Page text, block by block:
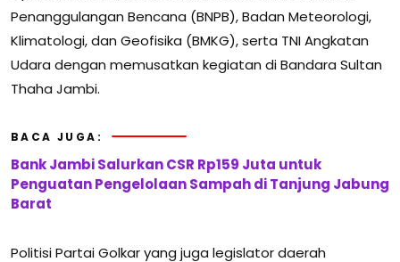
Penanggulangan Bencana (BNPB), Badan Meteorologi,
Klimatologi, dan Geofisika (BMKG), serta TNI Angkatan
Udara dengan memusatkan kegiatan di Bandara Sultan
Thaha Jambi.
BACA JUGA:
Bank Jambi Salurkan CSR Rp159 Juta untuk
Penguatan Pengelolaan Sampah di Tanjung Jabung
Barat
Politisi Partai Golkar yang juga legislator daerah